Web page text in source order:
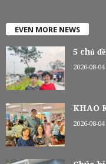
EVEN MORE NEWS
5 chủ
2026-08-04
KHAO
2026-08-04